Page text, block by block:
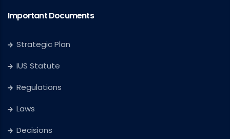
Important Documents
Strategic Plan
IUS Statute
Regulations
Laws
Decisions